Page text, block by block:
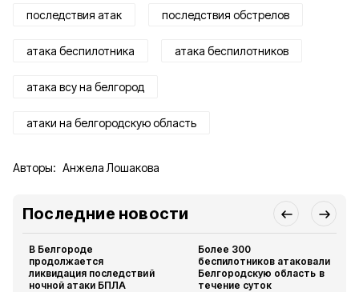
последствия атак последствия обстрелов
атака беспилотника атака беспилотников
атака всу на белгород
атаки на белгородскую область
Авторы: Анжела Лошакова
Последние новости
В Белгороде
продолжается
ликвидация последствий
ночной атаки БПЛА
Более 300
беспилотников атаковали
Белгородскую область в
течение суток